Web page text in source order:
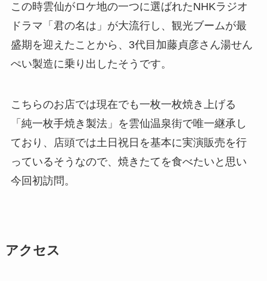
この時雲仙がロケ地の一つに選ばれたNHKラジオ
ドラマ「君の名は」が大流行し、観光ブームが最
盛期を迎えたことから、3代目加藤貞彦さん湯せん
ぺい製造に乗り出したそうです。
こちらのお店では現在でも一枚一枚焼き上げる
「純一枚手焼き製法」を雲仙温泉街で唯一継承し
ており、店頭では土日祝日を基本に実演販売を行
っているそうなので、焼きたてを食べたいと思い
今回初訪問。
アクセス